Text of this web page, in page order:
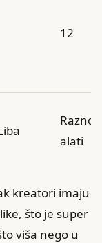
12
alati
kreatori imaju
što je super
viša nego u